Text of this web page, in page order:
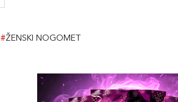
#ŽENSKI NOGOMET